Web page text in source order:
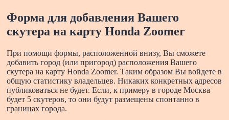
Форма для добавления Вашего
скутера на карту Honda Zoomer
При помощи формы, расположенной внизу, Вы сможете
добавить город (или пригород) расположения Вашего
скутера на карту Honda Zoomer. Таким образом Вы войдете в
общую статистику владельцев. Никаких конкретных адресов
публиковаться не будет. Если, к примеру в городе Москва
будет 5 скутеров, то они будут размещены спонтанно в
границах города.